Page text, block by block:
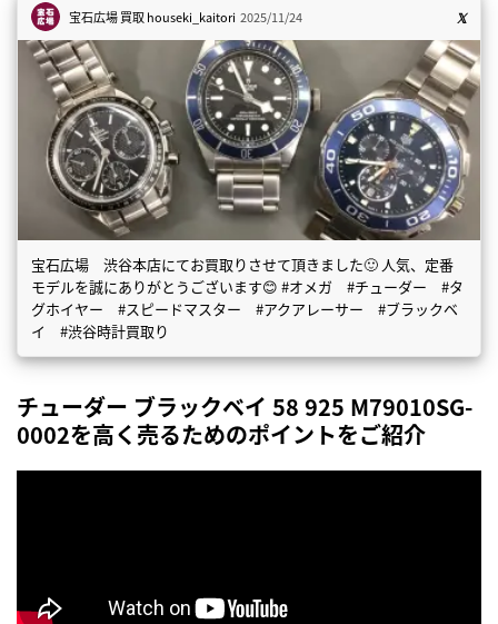
宝石広場 買取houseki_kaitori 2025/11/24
宝石広場 渋谷本店にてお買取りさせて頂きました🙂 人気、定番
モデルを誠にありがとうございます😊 #オメガ #チューダー #タ
グホイヤー #スピードマスター #アクアレーサー #ブラックベ
イ #渋谷時計買取り
チューダー ブラックベイ 58 925 M79010SG-
0002を高く売るためのポイントをご紹介